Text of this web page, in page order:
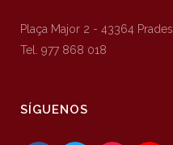
Plaça Major 2 - 43364 Prades
Tel. 977 868 018
SÍGUENOS